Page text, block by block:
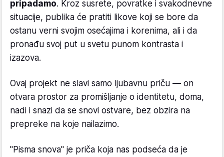
pripadamo. Kroz susrete, povratke i svakodnevne
situacije, publika će pratiti likove koji se bore da
ostanu verni svojim osećajima i korenima, ali i da
pronađu svoj put u svetu punom kontrasta i
izazova.
Ovaj projekt ne slavi samo ljubavnu priču — on
otvara prostor za promišljanje o identitetu, doma,
nadi i snazi da se snovi ostvare, bez obzira na
prepreke na koje nailazimo.
"Pisma snova" je priča koja nas podseća da je